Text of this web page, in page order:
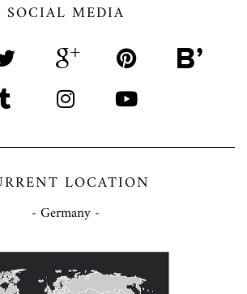
SOCIAL MEDIA
LOCATION
- Germany -